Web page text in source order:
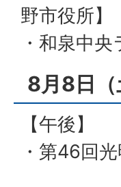
野市役所】
・和泉中
8月8日（
【午後】
・第46回